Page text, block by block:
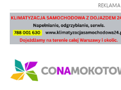
REKLAMA